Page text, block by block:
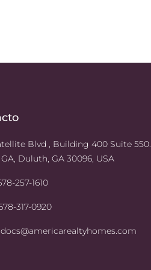
Blvd , Building 400 Suite 550.
Duluth, GA 30096, USA
257-1610
317-0920